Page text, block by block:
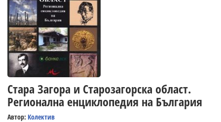
Стара Загора и Старозагорска област.
Регионална енциклопедия на България
Автор: Колектив